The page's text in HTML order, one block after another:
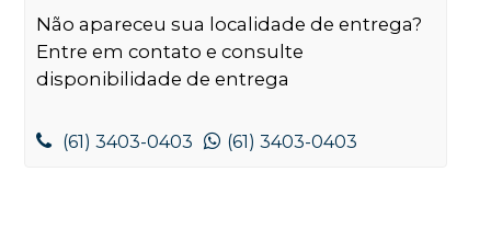
Não apareceu sua localidade de entrega?
Entre em contato e consulte
disponibilidade de entrega
(61) 3403-0403 (61) 3403-0403